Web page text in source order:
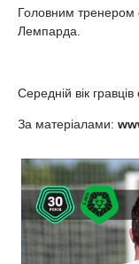
Головним тренером
Лемпарда.
Середній вік
За матеріалами: